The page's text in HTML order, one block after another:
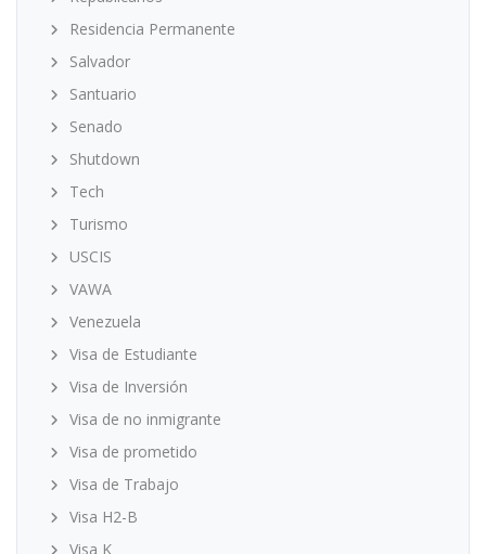
Residencia Permanente
Salvador
Santuario
Senado
Shutdown
Tech
Turismo
USCIS
VAWA
Venezuela
Visa de Estudiante
Visa de Inversión
Visa de no inmigrante
Visa de prometido
Visa de Trabajo
Visa H2-B
Visa K